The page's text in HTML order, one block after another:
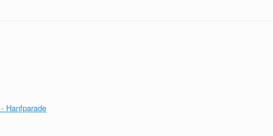
Hanfparade